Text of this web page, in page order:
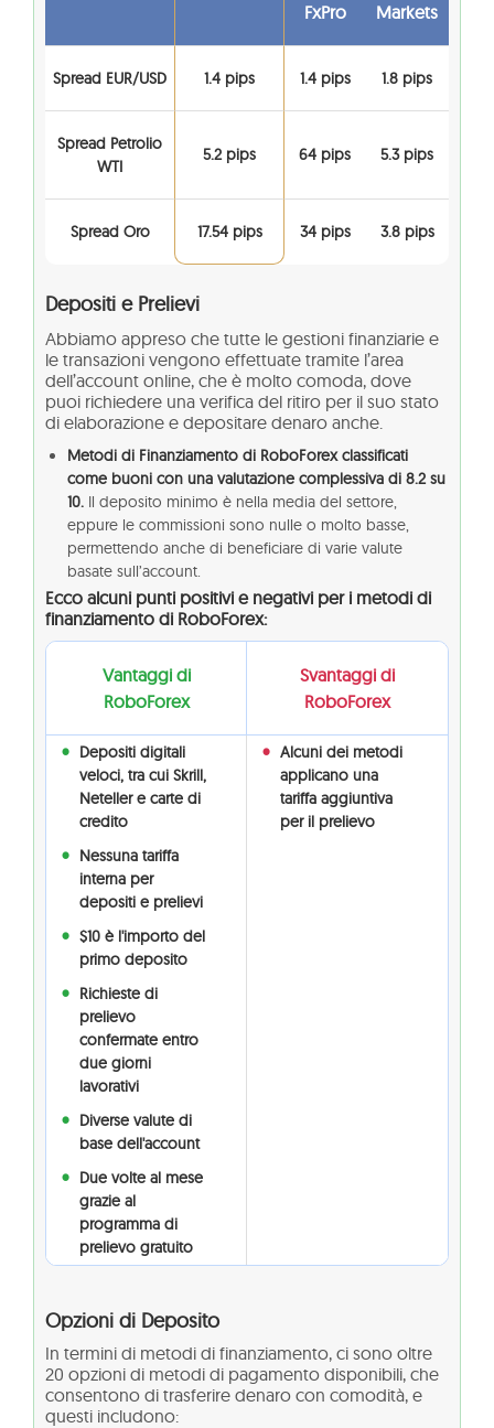
FxPro Markets
Spread EUR/USD 1.4 pips 1.4 pips 1.8 pips
Spread Petrolio
WTI
5.2 pips 64 pips 5.3 pips
Spread Oro 17.54 pips 34 pips 3.8 pips
Depositi e Prelievi
Abbiamo appreso che tutte le gestioni finanziarie e
le transazioni vengono effettuate tramite l’area
dell’account online, che è molto comoda, dove
puoi richiedere una verifica del ritiro per il suo stato
di elaborazione e depositare denaro anche.
Metodi di Finanziamento di RoboForex classificati
come buoni con una valutazione complessiva di 8.2 su
10. Il deposito minimo è nella media del settore,
eppure le commissioni sono nulle o molto basse,
permettendo anche di beneficiare di varie valute
basate sull’account.
Ecco alcuni punti positivi e negativi per i metodi di
finanziamento di RoboForex:
Vantaggi di
RoboForex
Svantaggi di
RoboForex
Depositi digitali
veloci, tra cui Skrill,
Neteller e carte di
credito
Alcuni dei metodi
applicano una
tariffa aggiuntiva
per il prelievo
Nessuna tariffa
interna per
depositi e prelievi
$10 è l'importo del
primo deposito
Richieste di
prelievo
confermate entro
due giorni
lavorativi
Diverse valute di
base dell'account
Due volte al mese
grazie al
programma di
prelievo gratuito
Opzioni di Deposito
In termini di metodi di finanziamento, ci sono oltre
20 opzioni di metodi di pagamento disponibili, che
consentono di trasferire denaro con comodità, e
questi includono: